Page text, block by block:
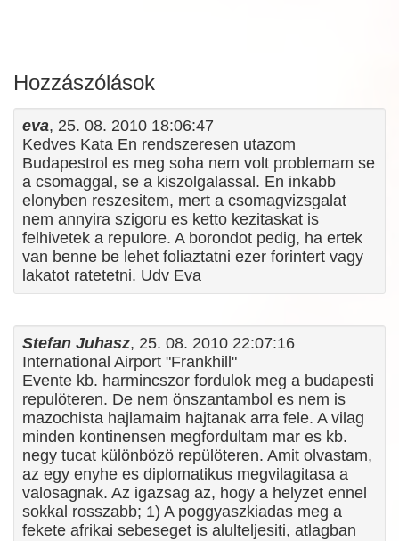
Hozzászólások
eva, 25. 08. 2010 18:06:47
Kedves Kata En rendszeresen utazom
Budapestrol es meg soha nem volt problemam se
a csomaggal, se a kiszolgalassal. En inkabb
elonyben reszesitem, mert a csomagvizsgalat
nem annyira szigoru es ketto kezitaskat is
felhivetek a repulore. A borondot pedig, ha ertek
van benne be lehet foliaztatni ezer forintert vagy
lakatot ratetetni. Udv Eva
Stefan Juhasz, 25. 08. 2010 22:07:16
International Airport "Frankhill"
Evente kb. harmincszor fordulok meg a budapesti
repulöteren. De nem önszantambol es nem is
mazochista hajlamaim hajtanak arra fele. A vilag
minden kontinensen megfordultam mar es kb.
negy tucat különbözö repülöteren. Amit olvastam,
az egy enyhe es diplomatikus megvilagitasa a
valosagnak. Az igazsag az, hogy a helyzet ennel
sokkal rosszabb; 1) A poggyaszkiadas meg a
fekete afrikai sebeseget is alulteljesiti, atlagban